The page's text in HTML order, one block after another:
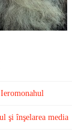
şi înşelarea media